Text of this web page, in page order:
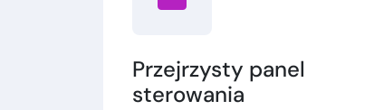
Przejrzysty panel
sterowania